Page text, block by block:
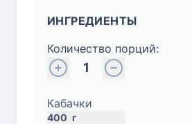
ИНГРЕДИЕНТЫ
Количество порций:
1
Кабачки
400 г